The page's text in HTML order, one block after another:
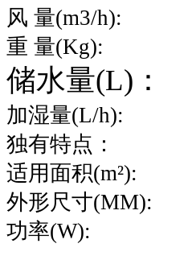
风 量(m3/h):
重 量(Kg):
储水量(L)：
加湿量(L/h):
独有特点：
适用面积(m²):
外形尺寸(MM):
功率(W):